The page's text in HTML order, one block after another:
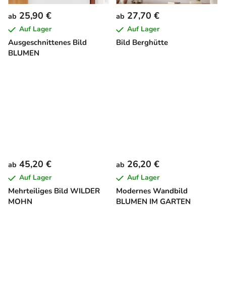
Ausgeschnittenes Bild
BLUMEN
ab 25,90 €
Auf Lager
Bild Berghütte
ab 27,70 €
Auf Lager
Mehrteiliges Bild WILDER
MOHN
ab 45,20 €
Auf Lager
Modernes Wandbild
BLUMEN IM GARTEN
ab 26,20 €
Auf Lager